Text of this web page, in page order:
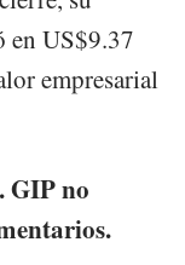
en US$9.37
empresarial
GIP no